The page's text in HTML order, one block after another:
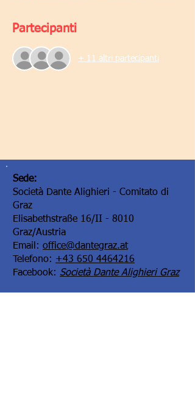
Partecipanti
+ 11 altri partecipanti
Sede:
Società Dante Alighieri - Comitato di
Graz
Elisabethstraße 16/II - 8010
Graz/Austria
Email: office@dantegraz.at
Telefono: +43 650 4464216
Facebook: Società Dante Alighieri Graz